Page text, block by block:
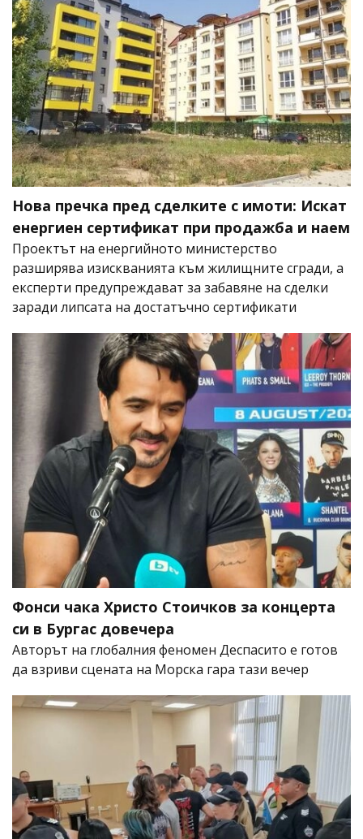
Нова пречка пред сделките с имоти: Искат
енергиен сертификат при продажба и наем
Проектът на енергийното министерство
разширява изискванията към жилищните сгради, а
експерти предупреждават за забавяне на сделки
заради липсата на достатъчно сертификати
Фонси чака Христо Стоичков за концерта
си в Бургас довечера
Авторът на глобалния феномен Деспасито е готов
да взриви сцената на Морска гара тази вечер